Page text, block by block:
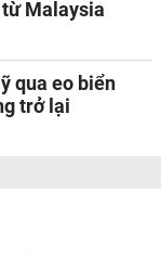
Malaysia
qua eo biển
trở lại